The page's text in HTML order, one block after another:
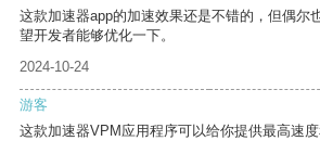
这款加速器app的加速效果还是不错的，但偶尔
望开发者能够优化一下。
2024-10-24
游客
这款加速器VPM应用程序可以给你提供最高速